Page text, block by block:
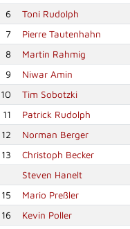
6
Toni Rudolph
7
Pierre Tautenhahn
8
Martin Rahmig
9
Niwar Amin
10
Tim Sobotzki
11
Patrick Rudolph
12
Norman Berger
13
Christoph Becker
Steven Hanelt
15
Mario Preßler
16
Kevin Poller